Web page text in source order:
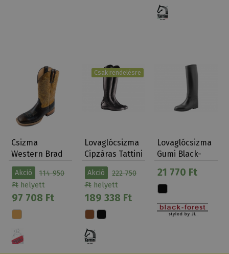
Csizma
Western Brad
Ren's
Barna/bézs
Akció
114 950
Ft helyett
97 708 Ft
Csak rendelésre
Lovaglócsizma
Cipzáras Tattini
Segugio
Akció
222 750
Fthelyett
189 338 Ft
Lovaglócsizma
Gumi Black-
21 770 Ft